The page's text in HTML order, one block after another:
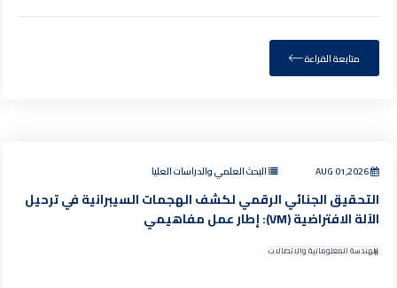
متابعة القراءة
AUG 01,2026 البحث العلمي والدراسات العليا
التحقيق الجنائي الرقمي لكشف الهجمات السيبرانية في ترحيل
الآلة الافتراضية (VM): إطار عمل مفاهيمي
الهندسة المعلوماتية والاتصالات